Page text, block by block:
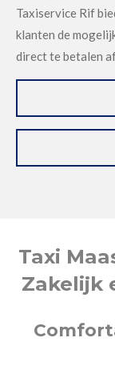
Taxiservice Rif
klanten de
direct te betalen
Taxi
Zakelijk